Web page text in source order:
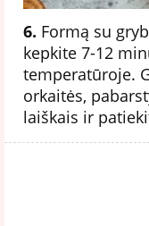
6. Formą su
kepkite 7-12
temperatūroje.
orkaitės,
laiškais ir